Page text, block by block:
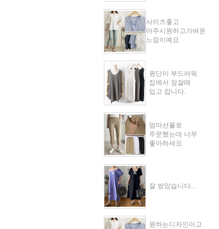
사이즈좋고
아주시원하고가벼운
느낌이예요
원단이 부드러워
집에서 잠잘때
입고 잡니다.
엄마선물로
주문했는데 너무
좋아하세요
잘 받았습니다...
원하는디자인이고